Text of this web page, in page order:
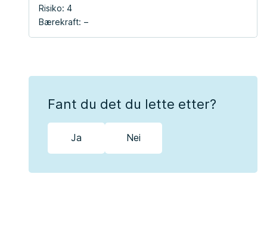
Risiko: 4
Bærekraft:
Fant du det du lette etter?
Ja Nei